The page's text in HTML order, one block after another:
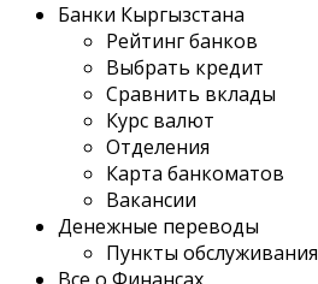
Банки Кыргызстана
Рейтинг банков
Выбрать кредит
Сравнить вклады
Курс валют
Отделения
Карта банкоматов
Вакансии
Денежные переводы
Пункты обслуживания